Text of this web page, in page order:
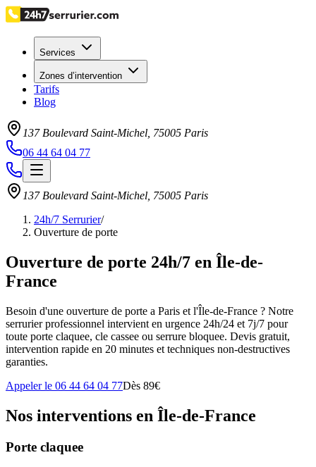
Services
Zones d’intervention
Tarifs
Blog
137 Boulevard Saint-Michel 75005 Paris
06 44 64 04 77
137 Boulevard Saint-Michel 75005 Paris
24h/7 Serrurier/
Ouverture de porte
Ouverture de porte 24h/7 en Île-de-
France
Besoin d'une ouverture de porte a Paris et l'Île-de-France ? Notre
serrurier professionnel intervient en urgence 24h/24 et 7j/7 pour
toute porte claquee, cle cassee ou serrure bloquee. Devis gratuit,
intervention rapide en 20 minutes et techniques non-destructives
garanties.
Appeler le 06 44 64 04 77Dès 89€
Nos interventions en Île-de-France
Porte claquee